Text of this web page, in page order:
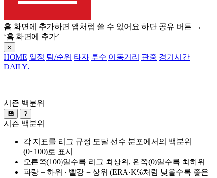
홈 화면에 추가하면 앱처럼 쓸 수 있어요 하단 공유 버튼 →
‘홈 화면에 추가’
×
HOME 일정 팀/순위 타자 투수 이동거리 관중 경기시간
DAILY.
시즌 백분위
💾 ?
시즌 백분위
각 지표를 리그 규정 도달 선수 분포에서의 백분위
(0~100)로 표시
오른쪽(100)일수록 리그 최상위, 왼쪽(0)일수록 최하위
파랑 = 하위 · 빨강 = 상위 (ERA·K%처럼 낮을수록 좋은